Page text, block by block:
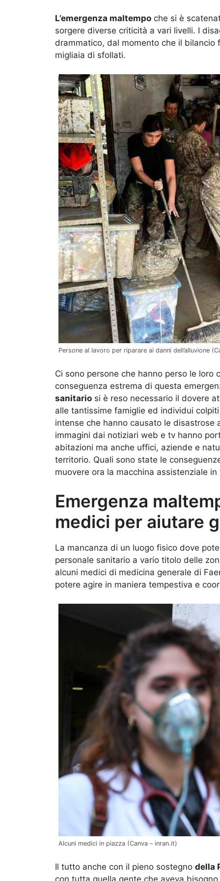
L’emergenza maltempo che si è
sorgere diverse criticità a vari livelli. I
drammatico, dal momento che il
migliaia di sfollati.
Persone al lavoro per riparare ai danni dell’alluvione
Ci sono persone che hanno perso le
conseguenza estrema di questa
sanitario si è reso necessario il dovere
alle tantissime famiglie ed individui
intense che hanno causato le
immagini dai notiziari web e tv hanno
abitazioni ma anche uffici, aziende e
territorio. Quali sono state le
muovere ora la macchina assistenziale
Emergenza
medici per aiutare
La mancanza di un luogo fisico dove
personale sanitario a vario titolo delle
alcuni medici di medicina generale di
potere agire in maniera tempestiva e
Alcuni medici in piazza (Canva – inran.it)
Il tutto anche con il pieno sostegno della
con tutta quella gente che aveva